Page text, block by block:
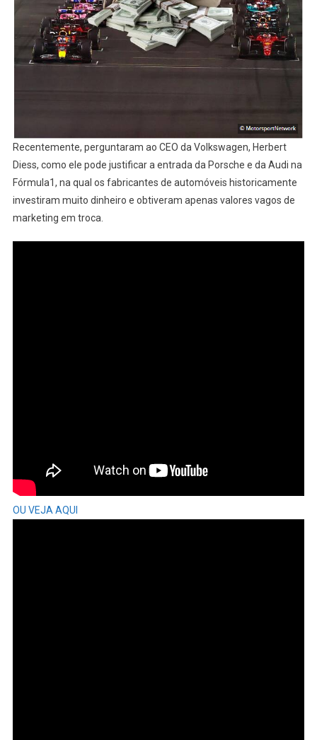
Recentemente, perguntaram ao CEO da Volkswagen, Herbert
Diess, como ele pode justificar a entrada da Porsche e da Audi na
Fórmula1, na qual os fabricantes de automóveis historicamente
investiram muito dinheiro e obtiveram apenas valores vagos de
marketing em troca.
OU VEJA AQUI